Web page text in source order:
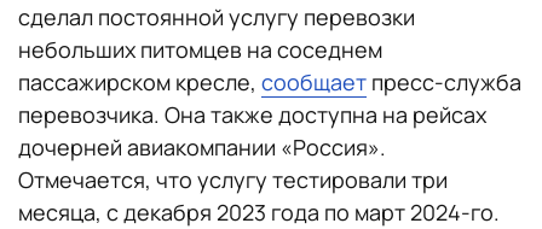
сделал постоянной услугу перевозки
небольших питомцев на соседнем
пассажирском кресле, сообщает пресс-служба
перевозчика. Она также доступна на рейсах
дочерней авиакомпании «Россия».
Отмечается, что услугу тестировали три
месяца, с декабря 2023 года по март 2024-го.